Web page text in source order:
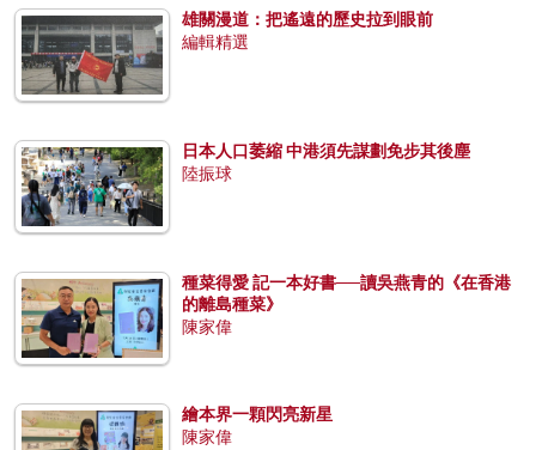
雄關漫道：把遙遠的歷史拉到眼前
編輯精選
日本人口萎縮 中港須先謀劃免步其後塵
陸振球
種菜得愛 記一本好書──讀吳燕青的《在香港
的離島種菜》
陳家偉
繪本界一顆閃亮新星
陳家偉